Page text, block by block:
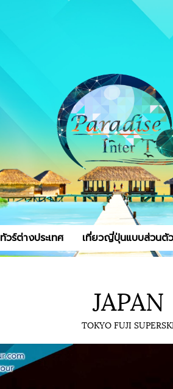
ทัวร์ต่างประเทศ เที่ยวญี่ปุ่นแบบส่วนตั
JAPAN
TOKYO FUJI